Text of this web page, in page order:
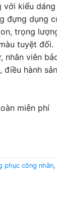
kiểu
đựng dụng
trọng
tuyệt đối.
nhân viên
hành
miễn phí
phục công nhân,